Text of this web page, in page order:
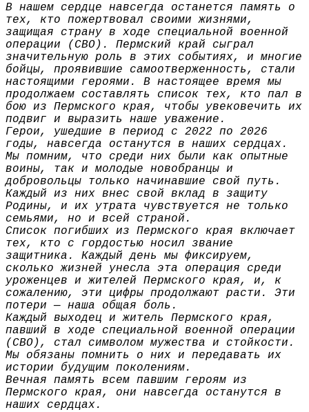
В нашем сердце навсегда останется память о
тех, кто пожертвовал своими жизнями,
защищая страну в ходе специальной военной
операции (СВО). Пермский край сыграл
значительную роль в этих событиях, и многие
бойцы, проявившие самоотверженность, стали
настоящими героями. В настоящее время мы
продолжаем составлять список тех, кто пал в
бою из Пермского края, чтобы увековечить их
подвиг и выразить наше уважение.
Герои, ушедшие в период с 2022 по 2026
годы, навсегда останутся в наших сердцах.
Мы помним, что среди них были как опытные
воины, так и молодые новобранцы и
добровольцы только начинавшие свой путь.
Каждый из них внес свой вклад в защиту
Родины, и их утрата чувствуется не только
семьями, но и всей страной.
Список погибших из Пермского края включает
тех, кто с гордостью носил звание
защитника. Каждый день мы фиксируем,
сколько жизней унесла эта операция среди
уроженцев и жителей Пермского края, и, к
сожалению, эти цифры продолжают расти. Эти
потери — наша общая боль.
Каждый выходец и житель Пермского края,
павший в ходе специальной военной операции
(СВО), стал символом мужества и стойкости.
Мы обязаны помнить о них и передавать их
истории будущим поколениям.
Вечная память всем павшим героям из
Пермского края, они навсегда останутся в
наших сердцах.